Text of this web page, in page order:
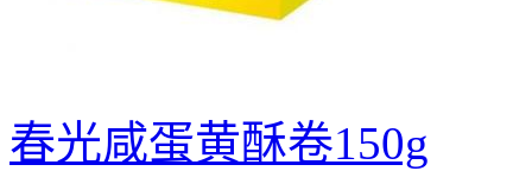
春光咸蛋黄酥卷150g